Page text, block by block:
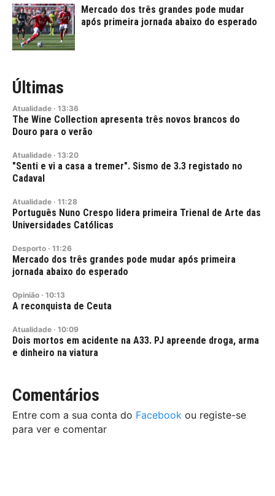
Mercado dos três grandes pode mudar
após primeira jornada abaixo do esperado
Últimas
Atualidade · 13:36
The Wine Collection apresenta três novos brancos do
Douro para o verão
Atualidade · 13:20
"Senti e vi a casa a tremer". Sismo de 3.3 registado no
Cadaval
Atualidade · 11:28
Português Nuno Crespo lidera primeira Trienal de Arte das
Universidades Católicas
Desporto · 11:26
Mercado dos três grandes pode mudar após primeira
jornada abaixo do esperado
Opinião · 10:13
A reconquista de Ceuta
Atualidade · 10:09
Dois mortos em acidente na A33. PJ apreende droga, arma
e dinheiro na viatura
Comentários
Entre com a sua conta do Facebook ou registe-se
para ver e comentar